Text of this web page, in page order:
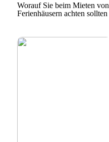
Worauf Sie beim Mieten von
Ferienhäusern achten sollten